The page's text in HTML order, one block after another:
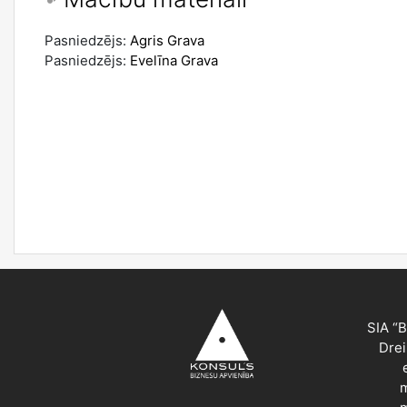
Pasniedzējs: Agris Grava
Pasniedzējs: Evelīna Grava
SIA